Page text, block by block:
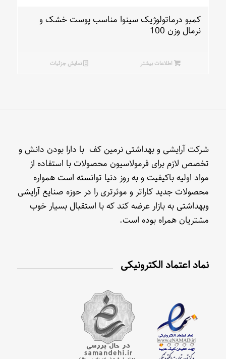
کمبو درماتولوژیک سینوا مناسب پوست خشک و
نرمال وزن 100
اطلاعات بیشتر نمایش جزئیات
شرکت آرایشی و بهداشتی نرمین کف با دارا بودن دانش و
تخصص لازم برای فرمولاسیون محصولات با استفاده از
مواد اولیه باکیفیت و به روز دنیا توانسته است همواره
محصولات جدید کاراتر و موثرتری را در حوزه صنایع آرایشی
وبهداشتی به بازار عرضه کند که با استقبال بسیار خوب
مشتریان همراه بوده است.
نماد اعتماد الکترونیکی